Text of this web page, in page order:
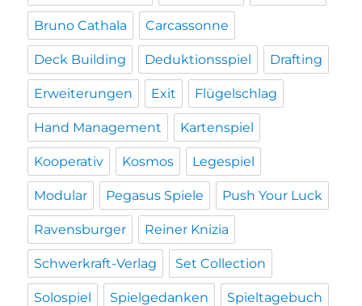
Bruno Cathala Carcassonne
Deck Building Deduktionsspiel Drafting
Erweiterungen Exit Flügelschlag
Hand Management Kartenspiel
Kooperativ Kosmos Legespiel
Modular Pegasus Spiele Push Your Luck
Ravensburger Reiner Knizia
Schwerkraft-Verlag Set Collection
Solospiel Spielgedanken Spieltagebuch